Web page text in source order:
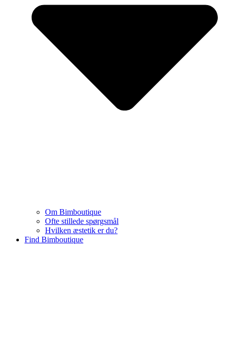
Om Bimboutique
Ofte stillede spørgsmål
Hvilken æstetik er du?
Find Bimboutique